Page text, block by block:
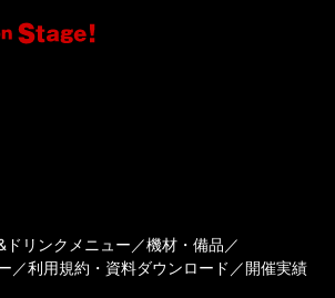
ドリンクメニュー
機材・備品
利用規約・資料ダウンロード 開催実績